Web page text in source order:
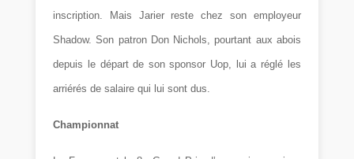
inscription. Mais Jarier reste chez son employeur
Shadow. Son patron Don Nichols, pourtant aux abois
depuis le départ de son sponsor Uop, lui a réglé les
arriérés de salaire qui lui sont dus.
Championnat